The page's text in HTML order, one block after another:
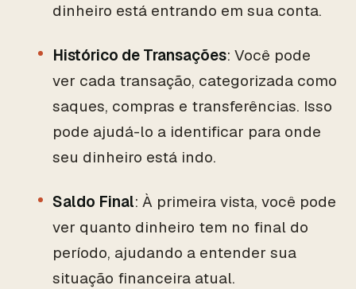
dinheiro está entrando em sua conta.
Histórico de Transações: Você pode
ver cada transação, categorizada como
saques, compras e transferências. Isso
pode ajudá-lo a identificar para onde
seu dinheiro está indo.
Saldo Final: À primeira vista, você pode
ver quanto dinheiro tem no final do
período, ajudando a entender sua
situação financeira atual.